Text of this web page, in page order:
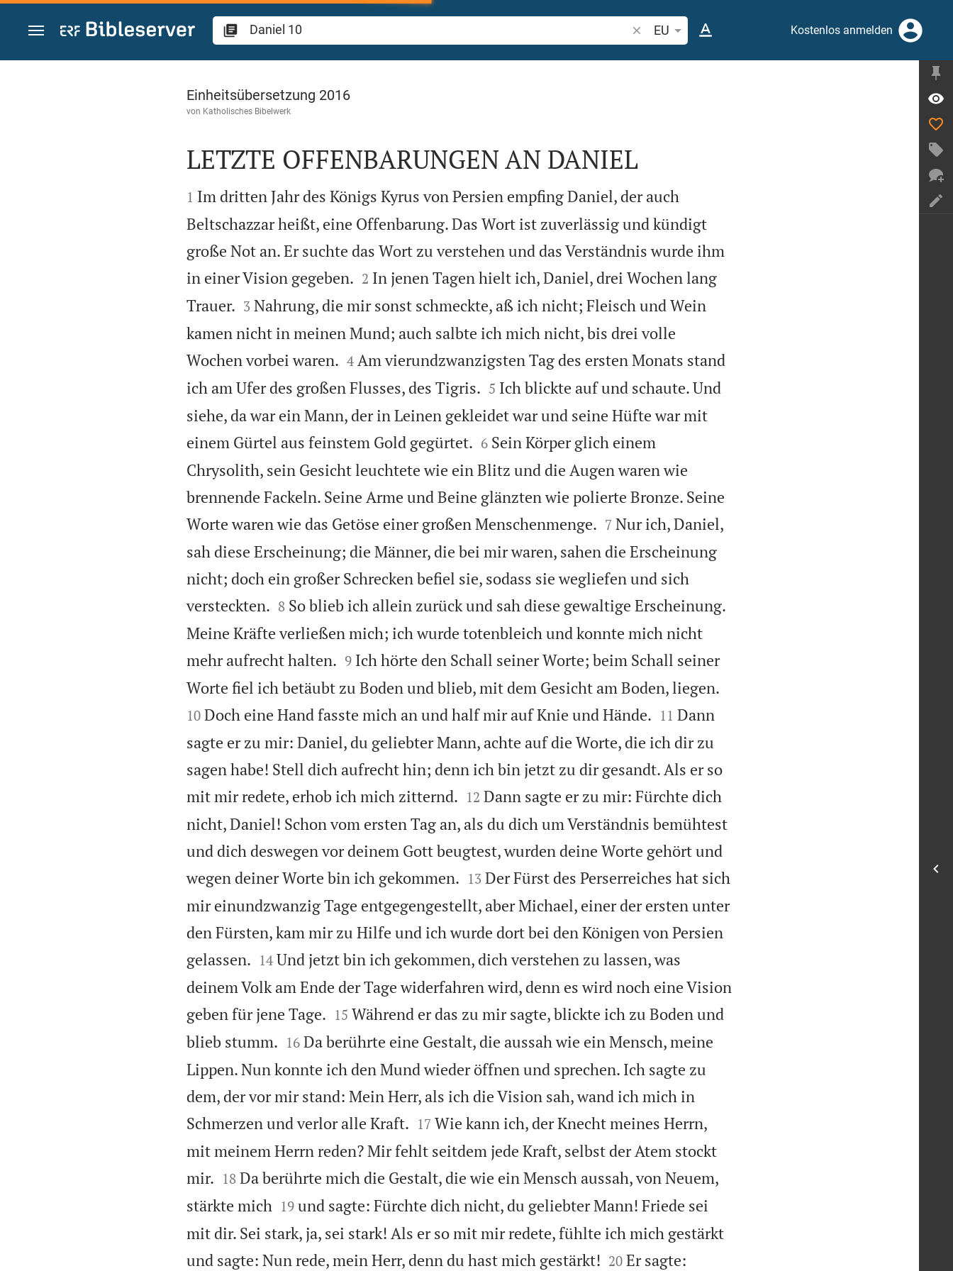
Zum Inhalt springen
Bibelstelle oder Begriff suchen
EU Kostenlos anmelden
Daniel 10
Einheitsübersetzung 2016
von Katholisches Bibelwerk

LETZTE OFFENBARUNGEN AN DANIEL

1 Im dritten Jahr des Königs Kyrus von Persien empfing Daniel, der auch
Beltschazzar heißt, eine Offenbarung. Das Wort ist zuverlässig und kündigt
große Not an. Er suchte das Wort zu verstehen und das Verständnis wurde ihm
in einer Vision gegeben.
2 In jenen Tagen hielt ich, Daniel, drei Wochen lang
Trauer.
3 Nahrung, die mir sonst schmeckte, aß ich nicht; Fleisch und Wein
kamen nicht in meinen Mund; auch salbte ich mich nicht, bis drei volle
Wochen vorbei waren.
4 Am vierundzwanzigsten Tag des ersten Monats stand
ich am Ufer des großen Flusses, des Tigris.
5 Ich blickte auf und schaute. Und
siehe, da war ein Mann, der in Leinen gekleidet war und seine Hüfte war mit
einem Gürtel aus feinstem Gold gegürtet.
6 Sein Körper glich einem
Chrysolith, sein Gesicht leuchtete wie ein Blitz und die Augen waren wie
brennende Fackeln. Seine Arme und Beine glänzten wie polierte Bronze. Seine
Worte waren wie das Getöse einer großen Menschenmenge.
7 Nur ich, Daniel,
sah diese Erscheinung; die Männer, die bei mir waren, sahen die Erscheinung
nicht; doch ein großer Schrecken befiel sie, sodass sie wegliefen und sich
versteckten.
8 So blieb ich allein zurück und sah diese gewaltige Erscheinung.
Meine Kräfte verließen mich; ich wurde totenbleich und konnte mich nicht
mehr aufrecht halten.
9 Ich hörte den Schall seiner Worte; beim Schall seiner
Worte fiel ich betäubt zu Boden und blieb, mit dem Gesicht am Boden, liegen.
10 Doch eine Hand fasste mich an und half mir auf Knie und Hände.
11 Dann
sagte er zu mir: Daniel, du geliebter Mann, achte auf die Worte, die ich dir zu
sagen habe! Stell dich aufrecht hin; denn ich bin jetzt zu dir gesandt. Als er so
mit mir redete, erhob ich mich zitternd.
12 Dann sagte er zu mir: Fürchte dich
nicht, Daniel! Schon vom ersten Tag an, als du dich um Verständnis bemühtest
und dich deswegen vor deinem Gott beugtest, wurden deine Worte gehört und
wegen deiner Worte bin ich gekommen.
13 Der Fürst des Perserreiches hat sich
mir einundzwanzig Tage entgegengestellt, aber Michael, einer der ersten unter
den Fürsten, kam mir zu Hilfe und ich wurde dort bei den Königen von Persien
gelassen.
14 Und jetzt bin ich gekommen, dich verstehen zu lassen, was
deinem Volk am Ende der Tage widerfahren wird, denn es wird noch eine Vision
geben für jene Tage.
15 Während er das zu mir sagte, blickte ich zu Boden und
blieb stumm.
16 Da berührte eine Gestalt, die aussah wie ein Mensch, meine
Lippen. Nun konnte ich den Mund wieder öffnen und sprechen. Ich sagte zu
dem, der vor mir stand: Mein Herr, als ich die Vision sah, wand ich mich in
Schmerzen und verlor alle Kraft.
17 Wie kann ich, der Knecht meines Herrn,
mit meinem Herrn reden? Mir fehlt seitdem jede Kraft, selbst der Atem stockt
mir.
18 Da berührte mich die Gestalt, die wie ein Mensch aussah, von Neuem,
stärkte mich 

19 und sagte: Fürchte dich nicht, du geliebter Mann! Friede sei
mit dir. Sei stark, ja, sei stark! Als er so mit mir redete, fühlte ich mich gestärkt
und sagte: Nun rede, mein Herr, denn du hast mich gestärkt!
20 Er sagte: